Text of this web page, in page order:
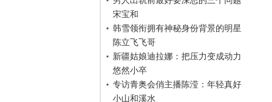
宋宝和
韩雪领衔拥有神秘身份背景的明星
陈立飞飞哥
新疆姑娘迪拉娜：把压力变成动力
悠然小卒
专访青奥会俏主播陈滢：年轻真好
小山和溪水